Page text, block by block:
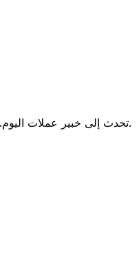
تحدث إلى خبير عملات اليوم.يمكننا التفوق على أسعار المنافسين.